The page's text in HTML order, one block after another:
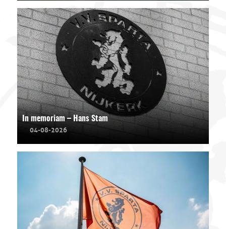
In memoriam – Hans Stam
04-08-2026